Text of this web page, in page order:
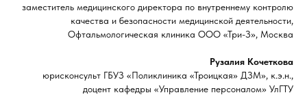
заместитель медицинского директора по внутреннему контролю
качества и безопасности медицинской деятельности,
Офтальмологическая клиника ООО «Три-З», Москва
Рузалия Кочеткова
юрисконсульт ГБУЗ «Поликлиника «Троицкая» ДЗМ», к.э.н.,
доцент кафедры «Управление персоналом» УлГТУ